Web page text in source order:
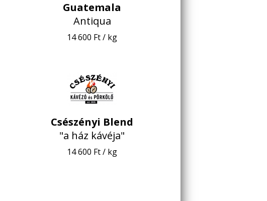
Guatemala
Antiqua
14 600 Ft / kg
Csészényi Blend
"a ház kávéja"
14 600 Ft / kg